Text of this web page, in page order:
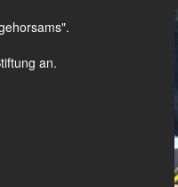
an.